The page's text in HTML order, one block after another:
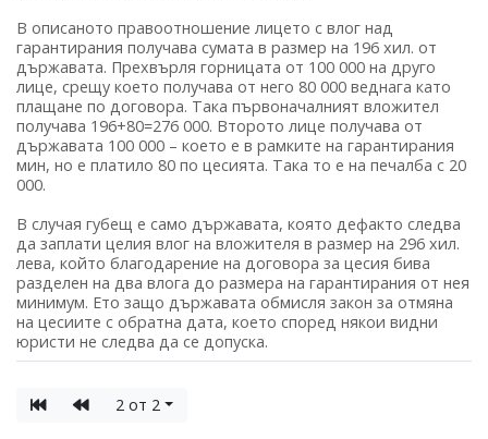
В описаното правоотношение лицето с влог над
гарантирания получава сумата в размер на 196 хил. от
държавата. Прехвърля горницата от 100 000 на друго
лице, срещу което получава от него 80 000 веднага като
плащане по договора. Така първоначалният вложител
получава 196+80=276 000. Второто лице получава от
държавата 100 000 – което е в рамките на гарантирания
мин, но е платило 80 по цесията. Така то е на печалба с 20
000.
В случая губещ е само държавата, която дефакто следва
да заплати целия влог на вложителя в размер на 296 хил.
лева, който благодарение на договора за цесия бива
разделен на два влога до размера на гарантирания от нея
минимум. Ето защо държавата обмисля закон за отмяна
на цесиите с обратна дата, което според някои видни
юристи не следва да се допуска.
2 от 2